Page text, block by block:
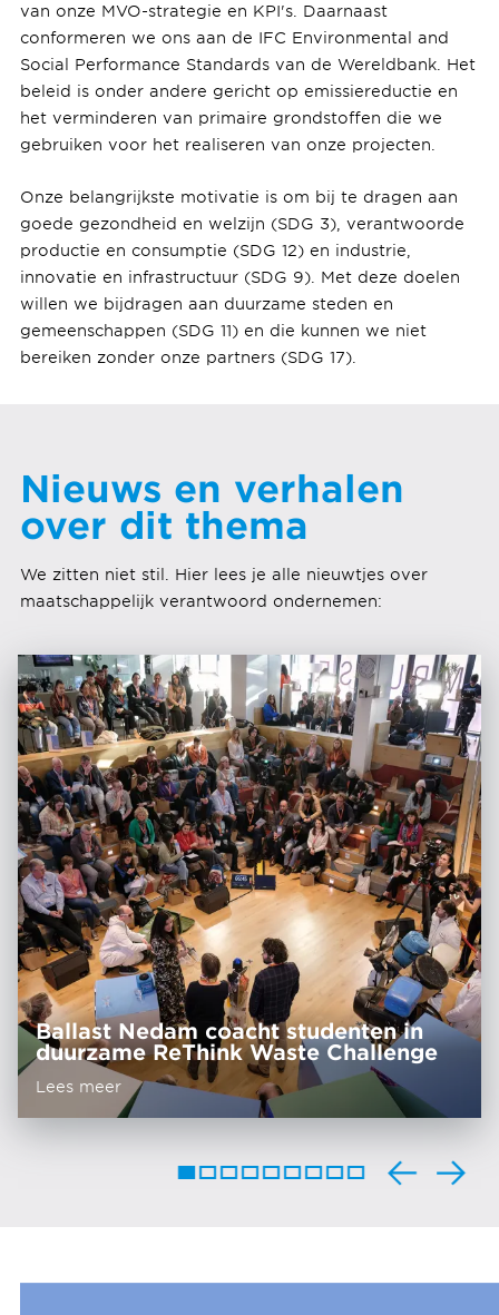
van onze MVO-strategie en KPI's. Daarnaast
conformeren we ons aan de IFC Environmental and
Social Performance Standards van de Wereldbank. Het
beleid is onder andere gericht op emissiereductie en
het verminderen van primaire grondstoffen die we
gebruiken voor het realiseren van onze projecten.
Onze belangrijkste motivatie is om bij te dragen aan
goede gezondheid en welzijn (SDG 3), verantwoorde
productie en consumptie (SDG 12) en industrie,
innovatie en infrastructuur (SDG 9). Met deze doelen
willen we bijdragen aan duurzame steden en
gemeenschappen (SDG 11) en die kunnen we niet
bereiken zonder onze partners (SDG 17).
Nieuws en verhalen
over dit thema
We zitten niet stil. Hier lees je alle nieuwtjes over
maatschappelijk verantwoord ondernemen:
Ballast Nedam coacht studenten in
duurzame ReThink Waste Challenge
Lees meer